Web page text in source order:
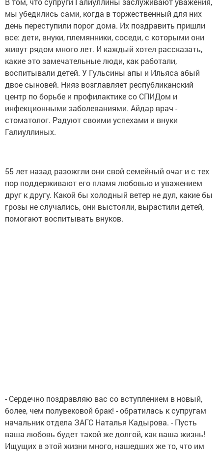
мы убедились сами, когда в торжественный для них
день переступили порог дома. Их поздравить пришли
все: дети, внуки, племянники, соседи, с которыми они
живут рядом много лет. И каждый хотел рассказать,
какие это замечательные люди, как работали,
воспитывали детей. У Гульсины апы и Ильяса абый
двое сыновей. Нияз возглавляет республиканский
центр по борьбе и профилактике со СПИДом и
инфекционными заболеваниями. Айдар врач -
стоматолог. Радуют своими успехами и внуки
Галиуллиных.
55 лет назад разожгли они свой семейный очаг и с тех
пор поддерживают его пламя любовью и уважением
друг к другу. Какой бы холодный ветер не дул, какие бы
грозы не случались, они выстояли, вырастили детей,
помогают воспитывать внуков.
- Сердечно поздравляю вас со вступлением в новый,
более, чем полувековой брак! - обратилась к супругам
начальник отдела ЗАГС Наталья Кадырова. - Пусть
ваша любовь будет такой же долгой, как ваша жизнь!
Ищущих в этой жизни много, нашедших же то, что им